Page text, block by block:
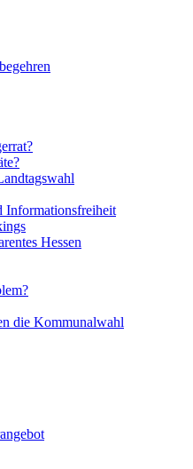
Informationsfreiheit
Hessen
die Kommunalwahl